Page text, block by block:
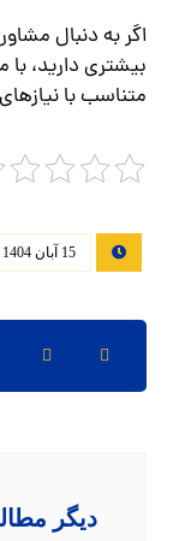
اگر به دنبال
بیشتری دارید،
متناسب با
15 آبان 1404
دیگر